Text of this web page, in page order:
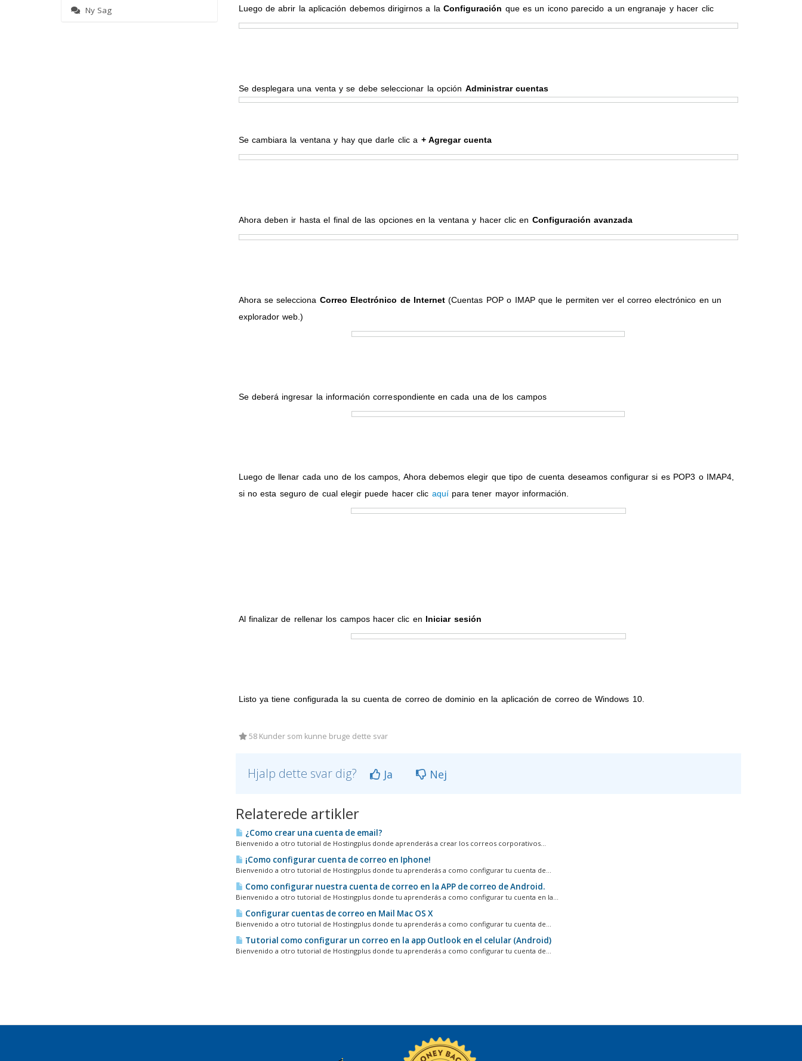
Luego de abrir la aplicación debemos dirigirnos a laConfiguración que es un icono parecido a un engranaje y hacer clic
Se desplegara una venta y se debe seleccionar la opción Administrar cuentas
Se cambiara la ventana y hay que darle clic a + Agregar cuenta
Ahora deben ir hasta el final de las opciones en la ventana y hacer clic en Configuración avanzada
Ahora se selecciona Correo Electrónico de Internet(Cuentas POP o IMAP que le permiten ver el correo electrónico en un
explorador web.)
Se deberá ingresar la información correspondiente en cada una de los campos
Luego de llenar cada uno de los campos, Ahora debemos elegir que tipo de cuenta deseamos configurar si es POP3 o IMAP4,
si no esta seguro de cual elegir puede hacer clic aquí para tener mayor información.
Al finalizar de rellenar los campos hacer clic en Iniciar sesión
Listo ya tiene configurada la su cuenta de correo de dominio en la aplicación de correo de Windows 10.
58 Kunder som kunne bruge dette svar
Hjalp dette svar dig? Ja Nej
Relaterede artikler
¿Como crear una cuenta de email?
Bienvenido a otro tutorial de Hostingplus donde aprenderás a crear los correos corporativos...
¡Como configurar cuenta de correo en Iphone!
Bienvenido a otro tutorial de Hostingplus donde tu aprenderás a como configurar tu cuenta de...
Como configurar nuestra cuenta de correo en la APP de correo de Android.
Bienvenido a otro tutorial de Hostingplus donde tu aprenderás a como configurar tu cuenta en la...
Configurar cuentas de correo en Mail Mac OS X
Bienvenido a otro tutorial de Hostingplus donde tu aprenderás a como configurar tu cuenta de...
Tutorial como configurar un correo en la app Outlook en el celular (Android)
Bienvenido a otro tutorial de Hostingplus donde tu aprenderás a como configurar tu cuenta de...
Ny Sag